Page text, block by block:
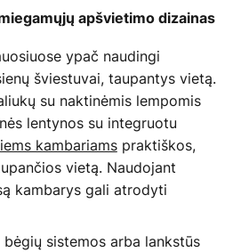
apšvietimo dizainas
ypač naudingi
šviestuvai, taupantys vietą.
su naktinėmis lempomis
lentynos su integruotu
kambariamspraktiškos,
vietą. Naudojant
kambarys gali atrodyti
bėgių sistemos arba lankstūs